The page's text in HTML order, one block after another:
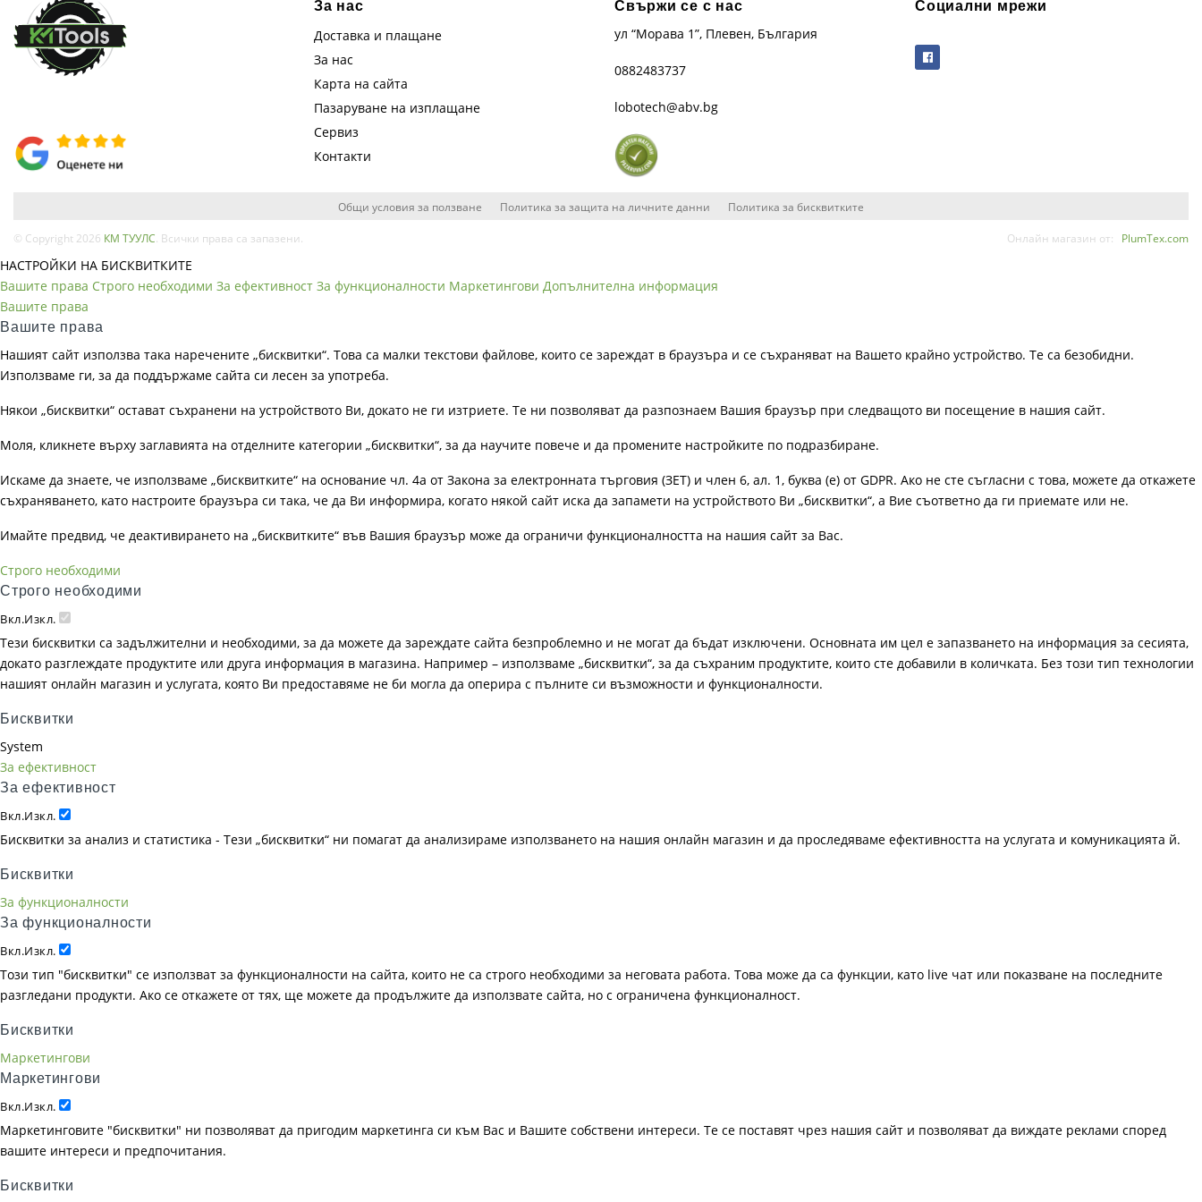
За нас
Доставка и плащане
За нас
Карта на сайта
Пазаруване на изплащане
Сервиз
Контакти
Свържи се с нас
ул “Морава 1”, Плевен, България
0882483737
lobotech@abv.bg
Социални мрежи
Общи условия за ползване Политика за защита на личните данни Политика за бисквитките
© Copyright 2026 КМ ТУУЛС . Всички права са запазени. Онлайн магазин от: PlumTex.com
НАСТРОЙКИ НА БИСКВИТКИТЕ
Вашите права Строго необходими За ефективност За функционалности Маркетингови Допълнителна информация
Вашите права
Вашите права
Нашият сайт използва така наречените „бисквитки“. Това са малки текстови файлове, които се зареждат в браузъра и се съхраняват на Вашето крайно устройство. Те са безобидни.
Използваме ги, за да поддържаме сайта си лесен за употреба.
Някои „бисквитки“ остават съхранени на устройството Ви, докато не ги изтриете. Те ни позволяват да разпознаем Вашия браузър при следващото ви посещение в нашия сайт.
Моля, кликнете върху заглавията на отделните категории „бисквитки“, за да научите повече и да промените настройките по подразбиране.
Искаме да знаете, че използваме „бисквитките“ на основание чл. 4а от Закона за електронната търговия (ЗЕТ) и член 6, ал. 1, буква (е) от GDPR. Ако не сте съгласни с това, можете да откажете
съхраняването, като настроите браузъра си така, че да Ви информира, когато някой сайт иска да запамети на устройството Ви „бисквитки“, а Вие съответно да ги приемате или не.
Имайте предвид, че деактивирането на „бисквитките“ във Вашия браузър може да ограничи функционалността на нашия сайт за Вас.
Строго необходими
Строго необходими
Вкл.Изкл.
Тези бисквитки са задължителни и необходими, за да можете да зареждате сайта безпроблемно и не могат да бъдат изключени. Основната им цел е запазването на информация за сесията,
докато разглеждате продуктите или друга информация в магазина. Например – използваме „бисквитки“, за да съхраним продуктите, които сте добавили в количката. Без този тип технологии
нашият онлайн магазин и услугата, която Ви предоставяме не би могла да оперира с пълните си възможности и функционалности.
Бисквитки
System
За ефективност
За ефективност
Вкл.Изкл.
Бисквитки за анализ и статистика - Тези „бисквитки“ ни помагат да анализираме използването на нашия онлайн магазин и да проследяваме ефективността на услугата и комуникацията й.
Бисквитки
За функционалности
За функционалности
Вкл.Изкл.
Този тип "бисквитки" се използват за функционалности на сайта, които не са строго необходими за неговата работа. Това може да са функции, като live чат или показване на последните
разгледани продукти. Ако се откажете от тях, ще можете да продължите да използвате сайта, но с ограничена функционалност.
Бисквитки
Маркетингови
Маркетингови
Вкл.Изкл.
Маркетинговите "бисквитки" ни позволяват да пригодим маркетинга си към Вас и Вашите собствени интереси. Те се поставят чрез нашия сайт и позволяват да виждате реклами според
вашите интереси и предпочитания.
Бисквитки